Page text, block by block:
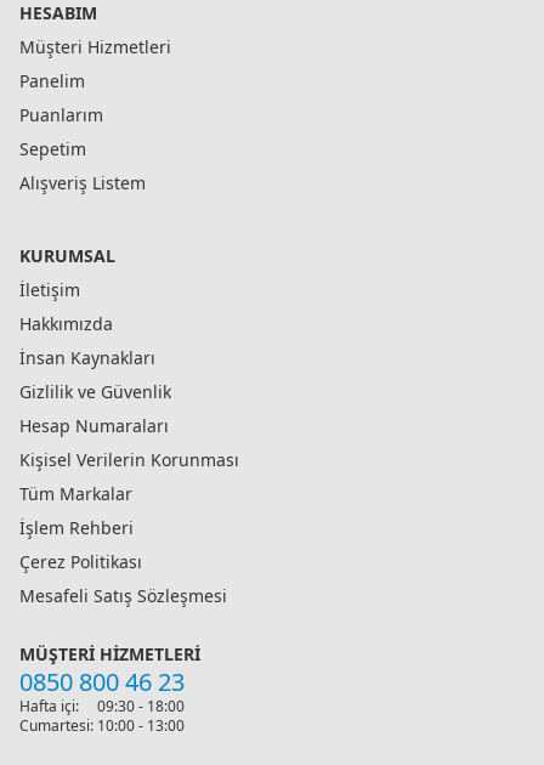
HESABIM
Müşteri Hizmetleri
Panelim
Puanlarım
Sepetim
Alışveriş Listem
KURUMSAL
İletişim
Hakkımızda
İnsan Kaynakları
Gizlilik ve Güvenlik
Hesap Numaraları
Kişisel Verilerin Korunması
Tüm Markalar
İşlem Rehberi
Çerez Politikası
Mesafeli Satış Sözleşmesi
MÜŞTERI HIZMETLERI
0850 800 46 23
Hafta içi:
09:30 - 18:00
Cumartesi: 10:00 - 13:00